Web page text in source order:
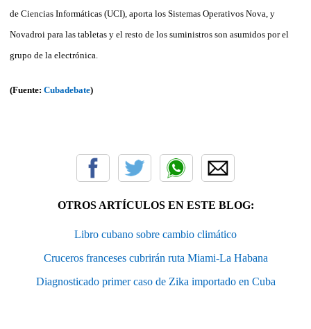
de Ciencias Informáticas (UCI), aporta los Sistemas Operativos Nova, y
Novadroi para las tabletas y el resto de los suministros son asumidos por el
grupo de la electrónica.
(Fuente: Cubadebate)
OTROS ARTÍCULOS EN ESTE BLOG:
Libro cubano sobre cambio climático
Cruceros franceses cubrirán ruta Miami-La Habana
Diagnosticado primer caso de Zika importado en Cuba